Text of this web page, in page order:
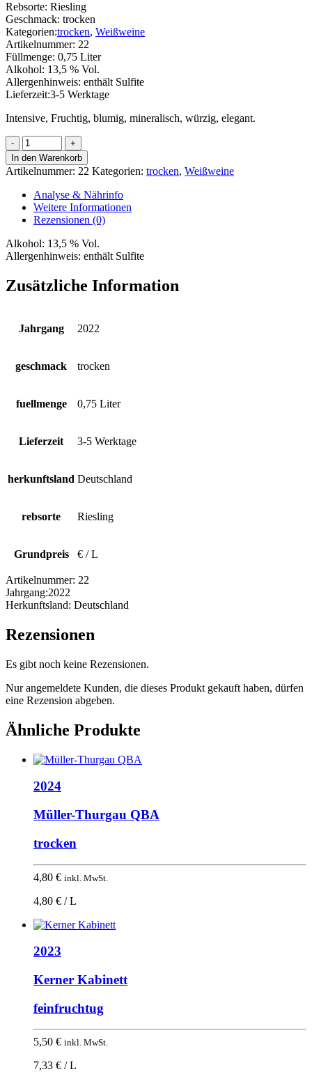
Rebsorte: Riesling
Geschmack: trocken
Kategorien:trocken, Weißweine
Artikelnummer: 22
Füllmenge: 0,75 Liter
Alkohol: 13,5 % Vol.
Allergenhinweis: enthält Sulfite
Lieferzeit:3-5 Werktage
Intensive, Fruchtig, blumig, mineralisch, würzig, elegant.
Riesling
Spätlese
trocken
Menge
In den Warenkorb
Artikelnummer: 22 Kategorien: trocken, Weißweine
Analyse & Nährinfo
Weitere Informationen
Rezensionen (0)
Alkohol: 13,5 % Vol.
Allergenhinweis: enthält Sulfite
Zusätzliche Information
Jahrgang 2022
geschmack trocken
fuellmenge 0,75 Liter
Lieferzeit 3-5 Werktage
herkunftsland Deutschland
rebsorte Riesling
Grundpreis € / L
Artikelnummer: 22
Jahrgang:2022
Herkunftsland: Deutschland
Rezensionen
Es gibt noch keine Rezensionen.
Nur angemeldete Kunden, die dieses Produkt gekauft haben, dürfen
eine Rezension abgeben.
Ähnliche Produkte
2024
Müller-Thurgau QBA
trocken
4,80 € inkl. MwSt.
4,80 € / L
2023
Kerner Kabinett
feinfruchtug
5,50 € inkl. MwSt.
7,33 € / L